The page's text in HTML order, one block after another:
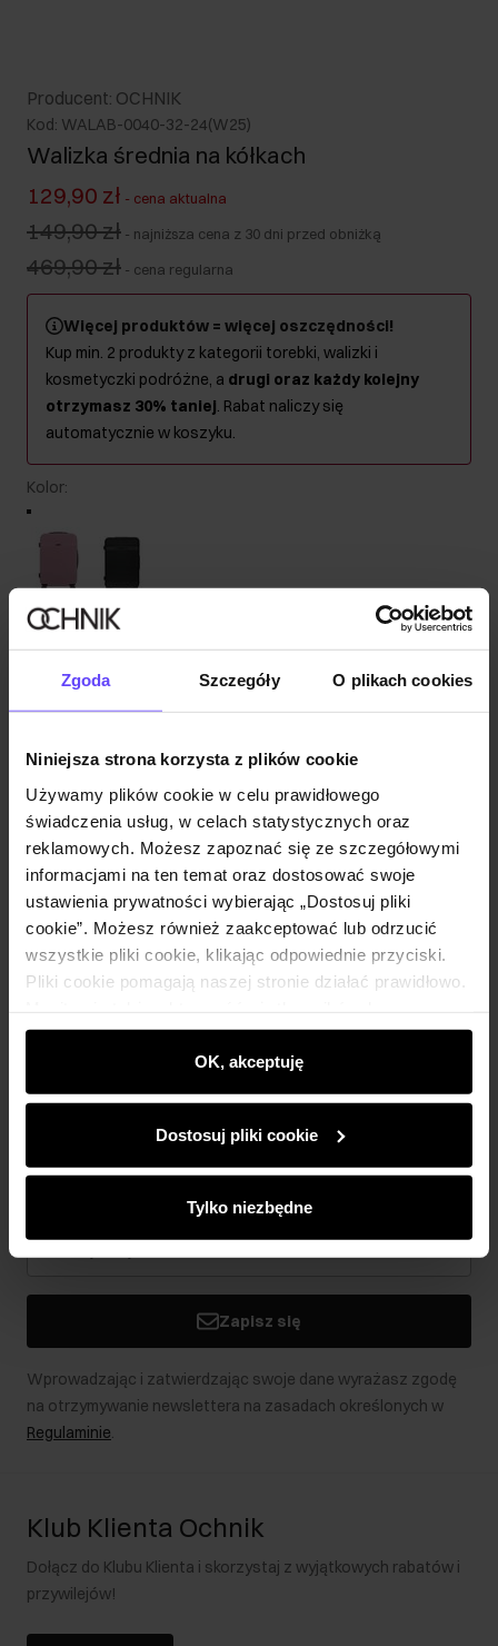
Zgoda Szczegóły O plikach cookies
Niniejsza strona korzysta z plików cookie
Używamy plików cookie w celu prawidłowego
świadczenia usług, w celach statystycznych oraz
reklamowych. Możesz zapoznać się ze szczegółowymi
informacjami na ten temat oraz dostosować swoje
ustawienia prywatności wybierając „Dostosuj pliki
cookie”. Możesz również zaakceptować lub odrzucić
wszystkie pliki cookie, klikając odpowiednie przyciski.
Pliki cookie pomagają naszej stronie działać prawidłowo.
wyświetlać im dopasowane do ich preferencji treści,
rekomendacje oraz komunikaty reklamowe informujące o
najnowszych promocjach w e-sklepie. Informacje o tym,
partnerom społecznościowym, reklamowym i
analitycznym. Partnerzy mogą połączyć te informacje z
podczas korzystania z ich usług.
OK, akceptuję
Dostosuj pliki cookie
Tylko niezbędne
Producent: OCHNIK
Kod: WALAB-0040-32-24(W25)
Walizka średnia na kółkach
129,90 zł - cena aktualna
149,90 zł - najniższa cena z 30 dni przed obniżką
469,90 zł - cena regularna
Więcej produktów = więcej oszczędności!
Kup min. 2 produkty z kategorii torebki, walizki i
kosmetyczki podróżne, a drugi oraz każdy kolejny
otrzymasz 30% taniej. Rabat naliczy się
automatycznie w koszyku.
Kolor:
Produkt niedostępny
Powiadom mnie o dostępności mailem.
Powiadom o dostępności
Opis produktu
Opinie
Newsletter
Bądź na bieżąco z nowościami i promocjami!
Zapisz się
Wprowadzając i zatwierdzając swoje dane wyrażasz zgodę
na otrzymywanie newslettera na zasadach określonych w
Regulaminie.
Klub Klienta Ochnik
Dołącz do Klubu Klienta i skorzystaj z wyjątkowych rabatów i
przywilejów!